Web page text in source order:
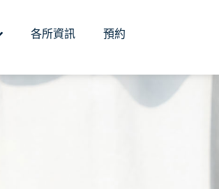
各所資訊 預約